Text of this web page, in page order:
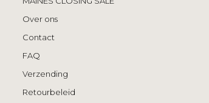
Over ons
Contact
FAQ
Verzending
Retourbeleid